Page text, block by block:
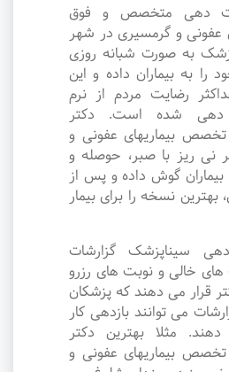
دهی متخصص و فوق
عفونی و گرمسیری در شهر
به صورت شبانه روزی
را به بیماران داده و این
رضایت مردم از نرم
دهی شده است. دکتر
بیماریهای عفونی و
نی ریز با صبر، حوصله و
گوش داده و پس از
نسخه را برای بیمار
سیناپزشک گزارشات
های خالی و نوبت های رزرو
قرار می دهند که پزشکان
می توانند بازدهی کار
مثلا بهترین دکتر
بیماریهای عفونی و